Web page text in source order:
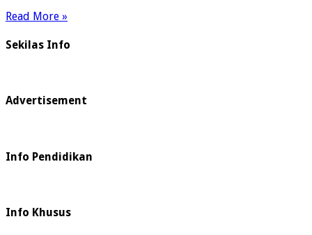
Read More »
Sekilas Info
Advertisement
Info Pendidikan
Info Khusus